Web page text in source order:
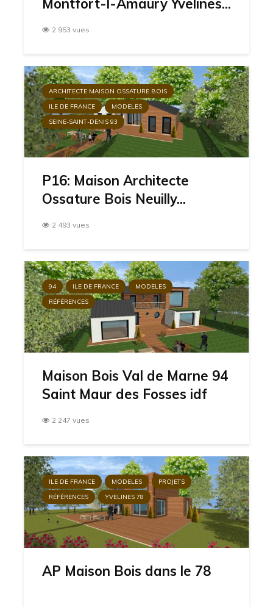
Montfort-l-Amaury Yvelines...
2 953 vues
ARCHITECTE MAISON OSSATURE BOIS
ILE DE FRANCE
MODELES
SEINE-SAINT-DENIS 93
P16: Maison Architecte
Ossature Bois Neuilly...
2 493 vues
94 ILE DE FRANCE
MODELES
RÉFÉRENCES
Maison Bois Val de Marne 94
Saint Maur des Fosses idf
2 247 vues
ILE DE FRANCE MODELES
PROJETS
RÉFÉRENCES
YVELINES 78
AP Maison Bois dans le 78